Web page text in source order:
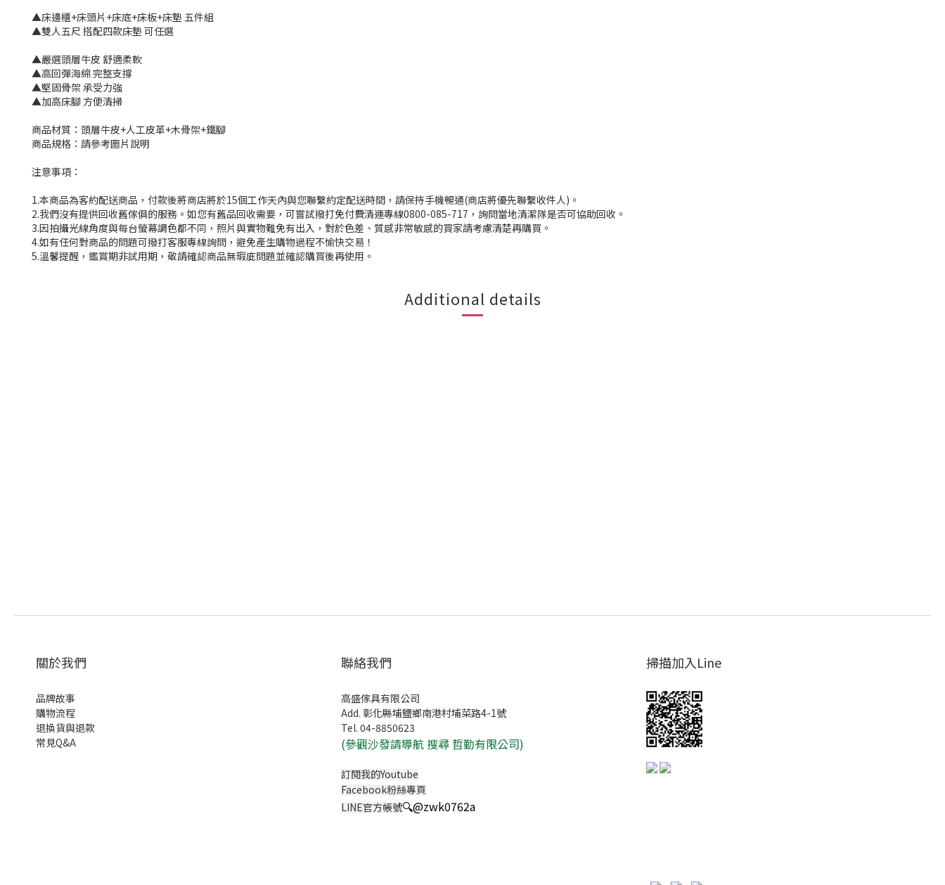
▲床邊櫃+床頭片+床底+床板+床墊 五件組
▲雙人五尺 搭配四款床墊 可任選
▲嚴選頭層牛皮 舒適柔軟
▲高回彈海綿 完整支撐
▲堅固骨架 承受力強
▲加高床腳 方便清掃
商品材質：頭層牛皮+人工皮革+木骨架+鐵腳
商品規格：請參考圖片說明
注意事項：
1.本商品為客約配送商品，付款後將商店將於15個工作天內與您聯繫約定配送時間，請保持手機暢通(商店將優先聯繫收件人)。
2.我們沒有提供回收舊傢俱的服務。如您有舊品回收需要，可嘗試撥打免付費清運專線0800-085-717，詢問當地清潔隊是否可協助回收。
3.因拍攝光線角度與每台螢幕調色都不同，照片與實物難免有出入，對於色差、質感非常敏感的買家請考慮清楚再購買。
4.如有任何對商品的問題可撥打客服專線詢問，避免產生購物過程不愉快交易！
5.溫馨提醒，鑑賞期非試用期，敬請確認商品無瑕庛問題並確認購買後再使用。
Additional details
關於我們
品牌故事
購物流程
退換貨與退款
常見Q&A
聯絡我們
高盛傢具有限公司
Add. 彰化縣埔鹽鄉南港村埔菜路4-1號
Tel. 04-8850623
(參觀沙發請導航 搜尋 哲勤有限公司)
訂閱我的Youtube
Facebook粉絲專頁
LINE官方帳號🔍@zwk0762a
掃描加入Line